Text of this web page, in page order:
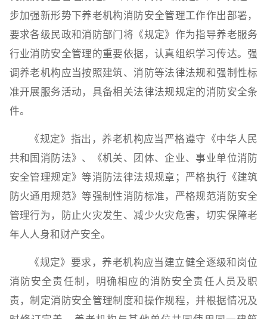
步加强新形势下养老机构消防安全管理工作作出部署，
要求各级民政和消防部门将《规定》作为指导养老服务
行业消防安全管理的重要依据，认真组织学习传达。强
调养老机构应当按照建筑、消防等法律法规和强制性标
准开展服务活动，具备相关法律法规规定的消防安全条
件。
《规定》指出，养老机构应当严格遵守《中华人民
共和国消防法》、《机关、团体、企业、事业单位消防
安全管理规定》等消防法律法规规章；严格执行《建筑
防火通用规范》等强制性消防标准，严格规范消防安全
管理行为，防止火灾发生、减少火灾危害，切实保障老
年人人身和财产安全。
《规定》要求，养老机构应当建立健全逐级和岗位
消防安全责任制，明确相应的消防安全责任人员及职
责，制定消防安全管理制度和操作规程，并根据情况及